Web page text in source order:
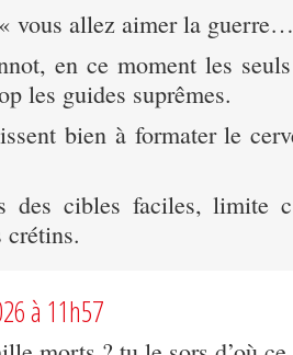
vous allez aimer la
en ce moment les
les guides suprêmes.
bien à formater le
des cibles faciles, limite
crétins.
à 11h57